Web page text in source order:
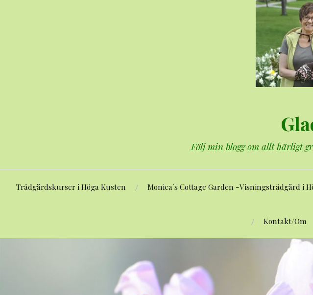
Följ min blogg om allt härligt
Trädgårdskurser i Höga Kusten Monica´s Cottage Garden -Visningsträdgård i
Kontakt/Om